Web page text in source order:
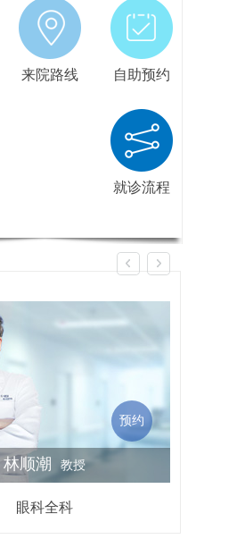
来院路线 自助预约
就诊流程
林顺潮 教授
预约
眼科全科